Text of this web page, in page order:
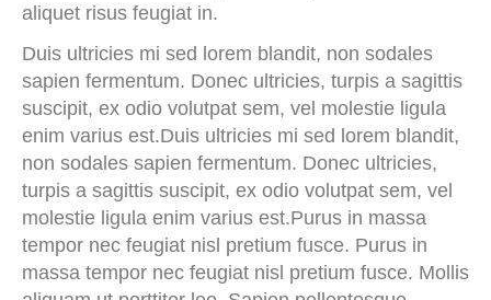
aliquet risus feugiat in.
Duis ultricies mi sed lorem blandit, non sodales
sapien fermentum. Donec ultricies, turpis a sagittis
suscipit, ex odio volutpat sem, vel molestie ligula
enim varius est.Duis ultricies mi sed lorem blandit,
non sodales sapien fermentum. Donec ultricies,
turpis a sagittis suscipit, ex odio volutpat sem, vel
molestie ligula enim varius est.Purus in massa
tempor nec feugiat nisl pretium fusce. Purus in
massa tempor nec feugiat nisl pretium fusce. Mollis